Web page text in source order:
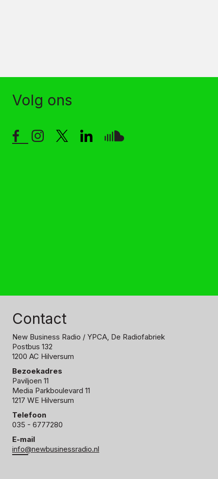
Volg ons
Contact
New Business Radio / YPCA, De Radiofabriek
Postbus 132
1200 AC Hilversum
Bezoekadres
Paviljoen 11
Media Parkboulevard 11
1217 WE Hilversum
Telefoon
035 - 6777280
E-mail
info@newbusinessradio.nl